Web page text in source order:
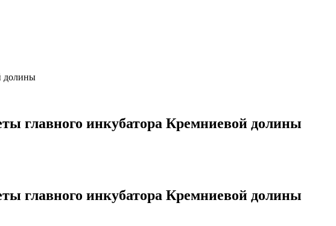
долины
главного инкубатора Кремниевой долины
главного инкубатора Кремниевой долины